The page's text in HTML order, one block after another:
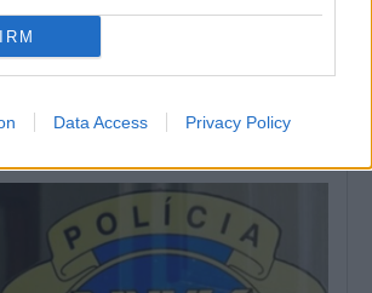
Data Access Privacy Policy
melhor mês em contentores e espera
mercadorias